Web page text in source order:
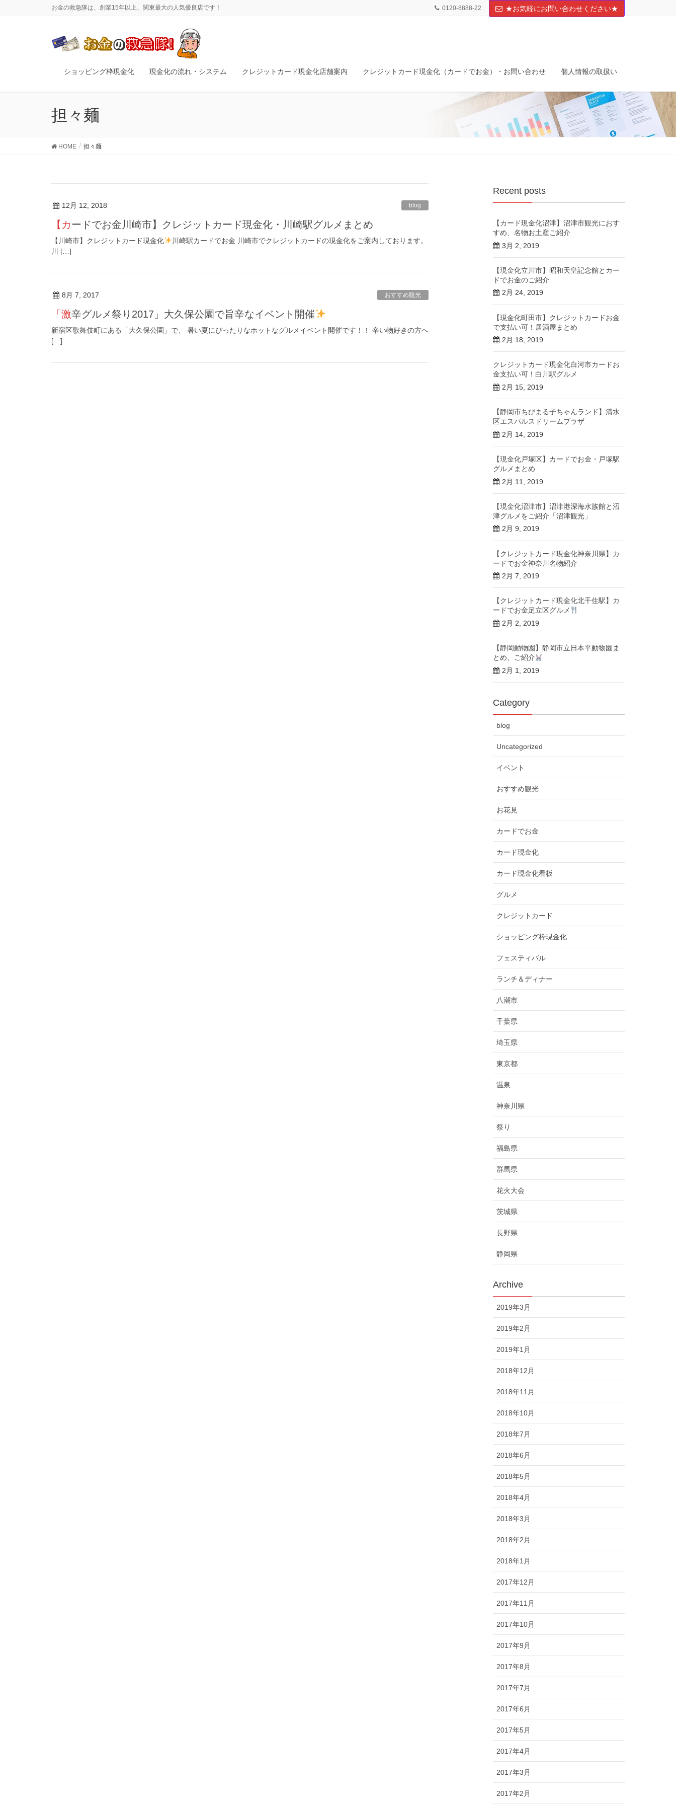
お金の救急隊は、創業15年以上、関東最大の人気優良店です！ 0120-8888-22 ★お気軽にお問い合わせください★
ショッピング枠現金化 現金化の流れ・システム クレジットカード現金化店舗案内 クレジットカード現金化（カードでお金）・お問い合わせ 個人情報の取扱い
担々麺
HOME 担々麺
12月 12, 2018 blog
【カードでお金川崎市】クレジットカード現金化・川崎駅グルメまとめ
【川崎市】クレジットカード現金化
川崎駅カードでお金 川崎市でクレジットカードの現金化をご案内しております。
川 […]
8月 7, 2017 おすすめ観光
「激辛グルメ祭り2017」大久保公園で旨辛なイベント開催
新宿区歌舞伎町にある「大久保公園」で、 暑い夏にぴったりなホットなグルメイベント開催です！！ 辛い物好きの方へ
[…]
Recent posts
【カード現金化沼津】沼津市観光におす
すめ、名物お土産ご紹介
3月 2, 2019
【現金化立川市】昭和天皇記念館とカー
ドでお金のご紹介
2月 24, 2019
【現金化町田市】クレジットカードお金
で支払い可！居酒屋まとめ
2月 18, 2019
クレジットカード現金化白河市カードお
金支払い可！白川駅グルメ
2月 15, 2019
【静岡市ちびまる子ちゃんランド】清水
区エスパルスドリームプラザ
2月 14, 2019
【現金化戸塚区】カードでお金・戸塚駅
グルメまとめ
2月 11, 2019
【現金化沼津市】沼津港深海水族館と沼
津グルメをご紹介「沼津観光」
2月 9, 2019
【クレジットカード現金化神奈川県】カ
ードでお金神奈川名物紹介
2月 7, 2019
【クレジットカード現金化北千住駅】カ
ードでお金足立区グルメ
2月 2, 2019
【静岡動物園】静岡市立日本平動物園ま
とめ、ご紹介
2月 1, 2019
Category
blog
Uncategorized
イベント
おすすめ観光
お花見
カードでお金
カード現金化
カード現金化看板
グルメ
クレジットカード
ショッピング枠現金化
フェスティバル
ランチ＆ディナー
八潮市
千葉県
埼玉県
東京都
温泉
神奈川県
祭り
福島県
群馬県
花火大会
茨城県
長野県
静岡県
Archive
2019年3月
2019年2月
2019年1月
2018年12月
2018年11月
2018年10月
2018年7月
2018年6月
2018年5月
2018年4月
2018年3月
2018年2月
2018年1月
2017年12月
2017年11月
2017年10月
2017年9月
2017年8月
2017年7月
2017年6月
2017年5月
2017年4月
2017年3月
2017年2月